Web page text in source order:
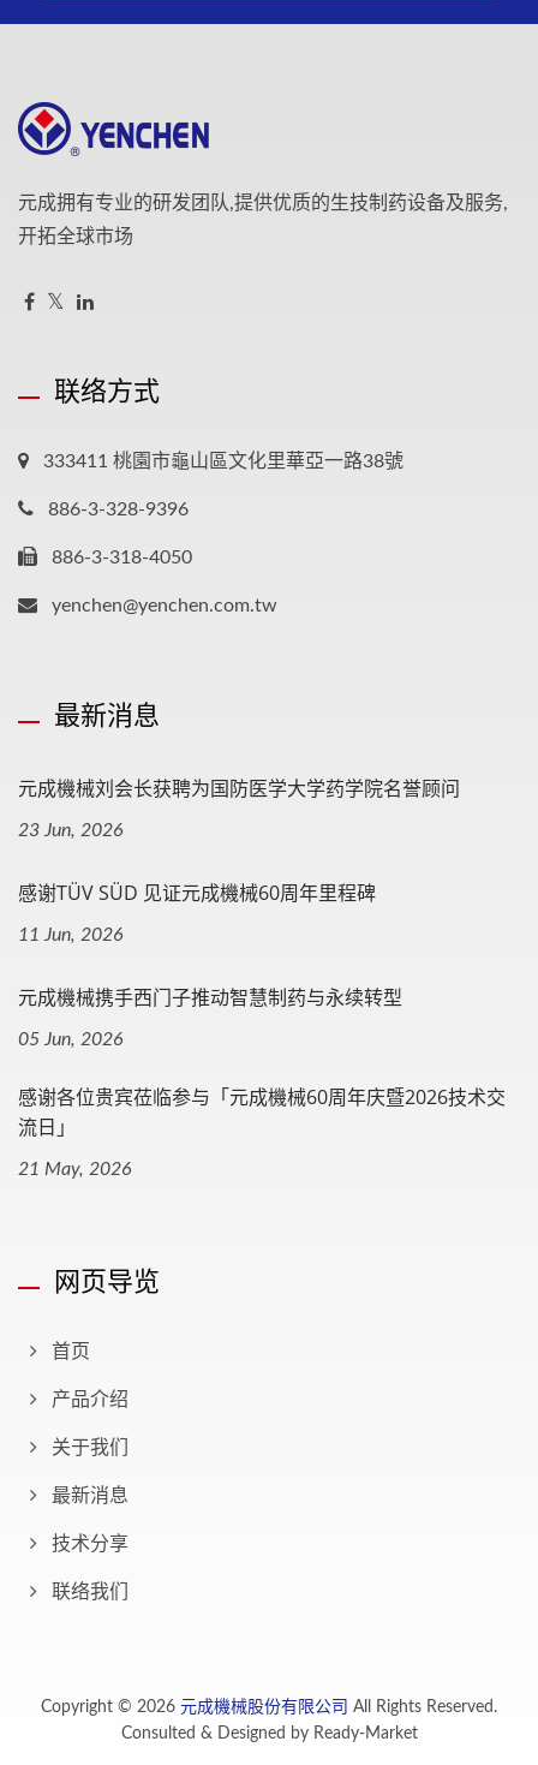
元成拥有专业的研发团队,提供优质的生技制药设备及服务,
开拓全球市场
联络方式
333411 桃園市龜山區文化里華亞一路38號
886-3-328-9396
886-3-318-4050
yenchen@yenchen.com.tw
最新消息
元成機械刘会长获聘为国防医学大学药学院名誉顾问
23 Jun, 2026
感谢TÜV SÜD 见证元成機械60周年里程碑
11 Jun, 2026
元成機械携手西门子推动智慧制药与永续转型
05 Jun, 2026
感谢各位贵宾莅临参与「元成機械60周年庆暨2026技术交
流日」
21 May, 2026
网页导览
首页
产品介绍
关于我们
最新消息
技术分享
联络我们
Copyright © 2026 元成機械股份有限公司 All Rights Reserved.
Consulted & Designed by Ready-Market